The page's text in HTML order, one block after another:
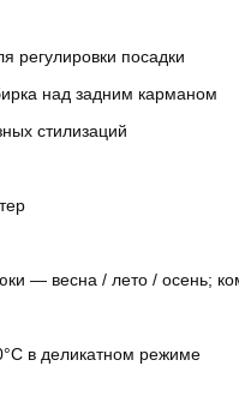
регулировки посадки
над задним карманом
стилизаций
— весна / лето / осень;
в деликатном режиме